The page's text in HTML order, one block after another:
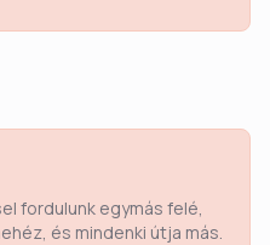
fordulunk egymás felé,
és mindenki útja más.